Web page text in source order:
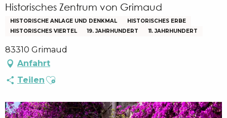
Historisches Zentrum von Grimaud
HISTORISCHE ANLAGE UND DENKMAL
HISTORISCHES ERBE
HISTORISCHES VIERTEL
19. JAHRHUNDERT 11. JAHRHUNDERT
83310 Grimaud
Anfahrt
Teilen Ajouter aux favoris